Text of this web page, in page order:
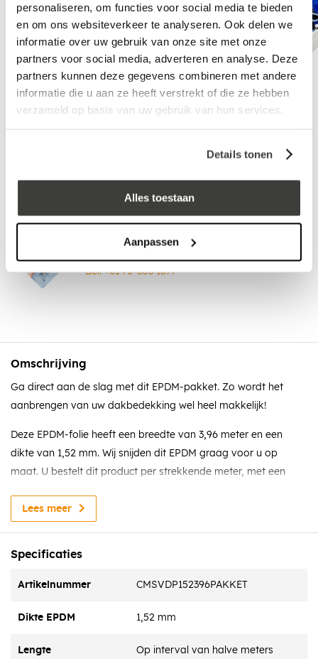
personaliseren, om functies voor social media te bieden
en om ons websiteverkeer te analyseren. Ook delen we
informatie over uw gebruik van onze site met onze
partners voor social media, adverteren en analyse. Deze
partners kunnen deze gegevens combineren met andere
informatie die u aan ze heeft verstrekt of die ze hebben
verzameld op basis van uw gebruik van hun services.
Details tonen
Alles toestaan
Aanpassen
Advies nodig?
Bel: +31 78-303 1677
Omschrijving
Ga direct aan de slag met dit EPDM-pakket. Zo wordt het
aanbrengen van uw dakbedekking wel heel makkelijk!
Deze EPDM-folie heeft een breedte van 3,96 meter en een
dikte van 1,52 mm. Wij snijden dit EPDM graag voor u op
maat. U bestelt dit product per strekkende meter, met een
pakket wordt afgestemd op de hoeveelheid EPDM die u nodig
Dit pakket omvat:
Lees meer
Specificaties
Artikelnummer CMSVDP152396PAKKET
Dikte EPDM 1,52 mm
Lengte Op interval van halve meters